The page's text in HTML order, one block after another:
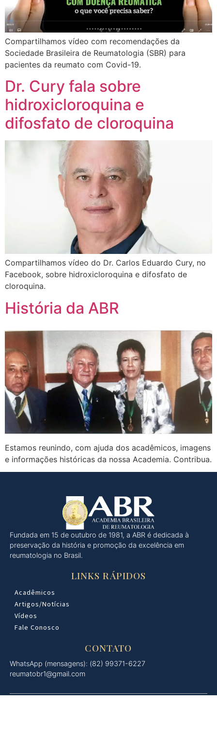
Compartilhamos vídeo com recomendações da
Sociedade Brasileira de Reumatologia (SBR) para
pacientes da reumato com Covid-19.
Dr. Cury fala sobre
hidroxicloroquina e
difosfato de cloroquina
Compartilhamos vídeo do Dr. Carlos Eduardo Cury, no
Facebook, sobre hidroxicloroquina e difosfato de
cloroquina.
História da ABR
Estamos reunindo, com ajuda dos acadêmicos, imagens
e informações históricas da nossa Academia. Contribua.
Fundada em 15 de outubro de 1981, a ABR é dedicada à
preservação da história e promoção da excelência em
reumatologia no Brasil.
LINKS RÁPIDOS
Acadêmicos
Artigos/Notícias
Vídeos
Fale Conosco
CONTATO
WhatsApp (mensagens): (82) 99371-6227
reumatobr1@gmail.com